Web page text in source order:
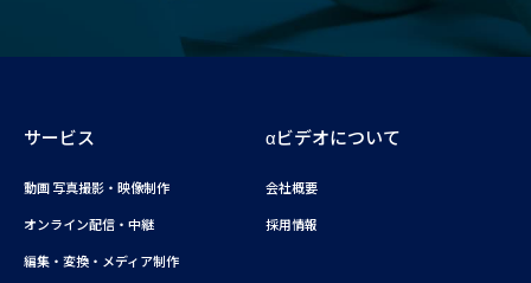
サービス
動画 写真撮影・映像制作
オンライン配信・中継
編集・変換・メディア制作
αビデオについて
会社概要
採用情報